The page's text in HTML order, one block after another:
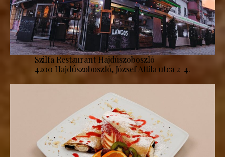
Szilfa Restaurant Hajdúszoboszló
4200 Hajdúszoboszló, József Attila utca 2-4.